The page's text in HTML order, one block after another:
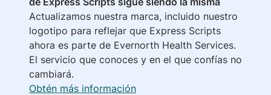
Actualizamos nuestra marca, incluido nuestro
logotipo para reflejar que Express Scripts
ahora es parte de Evernorth Health Services.
El servicio que conoces y en el que confías no
cambiará.
Obtén más información